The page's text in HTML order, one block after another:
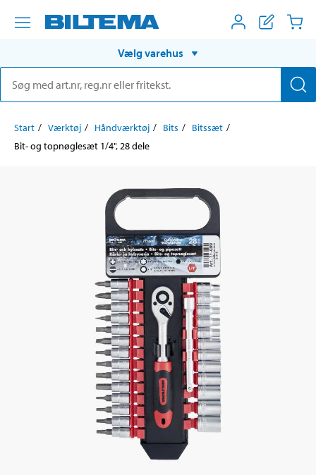
Vælg varehus
Start Værktøj Håndværktøj Bits
Bitssæt
Bit- og topnøglesæt 1/4", 28 dele